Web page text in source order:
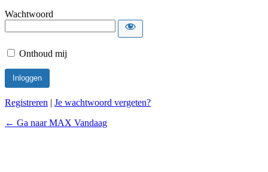
Wachtwoord
Onthoud mij
Registreren | Je wachtwoord vergeten?
← Ga naar MAX Vandaag